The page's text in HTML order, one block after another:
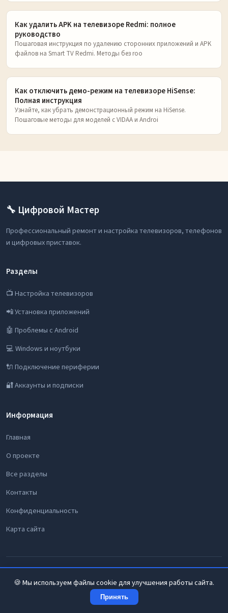
Как удалить APK на телевизоре Redmi: полное
руководство
Пошаговая инструкция по удалению сторонних приложений и APK
файлов на Smart TV Redmi. Методы без roo
Как отключить демо-режим на телевизоре HiSense:
Полная инструкция
Узнайте, как убрать демонстрационный режим на HiSense.
Пошаговые методы для моделей с VIDAA и Androi
🔧 Цифровой Мастер
Профессиональный ремонт и настройка телевизоров, телефонов
и цифровых приставок.
Разделы
📺 Настройка телевизоров
📲 Установка приложений
🤖 Проблемы с Android
💻 Windows и ноутбуки
🔌 Подключение периферии
🔐 Аккаунты и подписки
Информация
Главная
О проекте
Все разделы
Контакты
Конфиденциальность
Карта сайта
🍪 Мы используем файлы cookie для улучшения работы сайта.
Принять